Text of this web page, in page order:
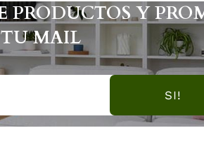
PRODUCTOS Y
MAIL
SI!